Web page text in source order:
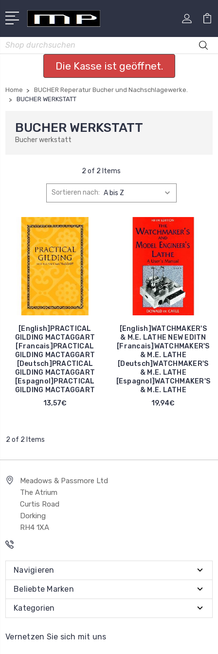
Suchen
Die Kasse ist geöffnet.
Home
BUCHER Reperatur Bucher und Nachschlagewerke.
BUCHER WERKSTATT
BUCHER WERKSTATT
Bucher werkstatt
2 of 2 Items
Sortieren nach:
[English]PRACTICAL
GILDING MACTAGGART
[Francais]PRACTICAL
GILDING MACTAGGART
[Deutsch]PRACTICAL
GILDING MACTAGGART
[Espagnol]PRACTICAL
GILDING MACTAGGART
13,57€
[English]WATCHMAKER'S
& M.E. LATHE NEW EDITN
[Francais]WATCHMAKER'S
& M.E. LATHE
[Deutsch]WATCHMAKER'S
& M.E. LATHE
[Espagnol]WATCHMAKER'S
& M.E. LATHE
19,94€
2 of 2 Items
Meadows & Passmore Ltd
The Atrium
Curtis Road
Dorking
RH4 1XA
Navigieren
Beliebte Marken
Kategorien
Vernetzen Sie sich mit uns